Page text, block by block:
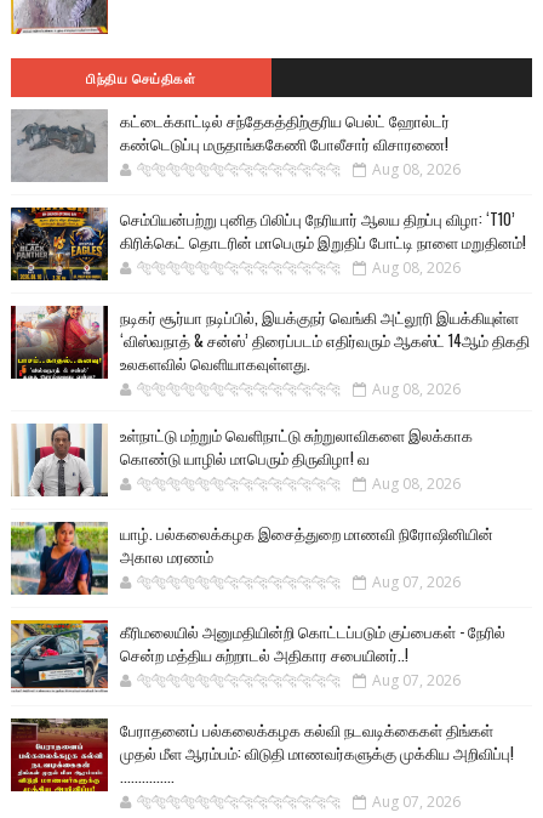
பிந்திய செய்திகள்
கட்டைக்காட்டில் சந்தேகத்திற்குரிய பெல்ட் ஹோல்டர்
கண்டெடுப்பு மருதாங்ககேணி போலீசார் விசாரணை!
🐅🐅🐅🐅🐅🐅🐆🐆🐆🐆🐆🐆🐆🐆 Aug 08, 2026
செம்பியன்பற்று புனித பிலிப்பு நேரியார் ஆலய திறப்பு விழா: ‘T10’
கிரிக்கெட் தொடரின் மாபெரும் இறுதிப் போட்டி நாளை மறுதினம்!
🐅🐅🐅🐅🐅🐅🐆🐆🐆🐆🐆🐆🐆🐆 Aug 08, 2026
நடிகர் சூர்யா நடிப்பில், இயக்குநர் வெங்கி அட்லூரி இயக்கியுள்ள
‘விஸ்வநாத் & சன்ஸ்’ திரைப்படம் எதிர்வரும் ஆகஸ்ட் 14ஆம் திகதி
உலகளவில் வெளியாகவுள்ளது.
🐅🐅🐅🐅🐅🐅🐆🐆🐆🐆🐆🐆🐆🐆 Aug 08, 2026
உள்நாட்டு மற்றும் வெளிநாட்டு சுற்றுலாவிகளை இலக்காக
கொண்டு யாழில் மாபெரும் திருவிழா! வ
🐅🐅🐅🐅🐅🐅🐆🐆🐆🐆🐆🐆🐆🐆 Aug 08, 2026
யாழ். பல்கலைக்கழக இசைத்துறை மாணவி நிரோஷினியின்
அகால மரணம்
🐅🐅🐅🐅🐅🐅🐆🐆🐆🐆🐆🐆🐆🐆 Aug 07, 2026
கீரிமலையில் அனுமதியின்றி கொட்டப்படும் குப்பைகள் - நேரில்
சென்ற மத்திய சுற்றாடல் அதிகார சபையினர்..!
🐅🐅🐅🐅🐅🐅🐆🐆🐆🐆🐆🐆🐆🐆 Aug 07, 2026
பேராதனைப் பல்கலைக்கழக கல்வி நடவடிக்கைகள் திங்கள்
முதல் மீள ஆரம்பம்: விடுதி மாணவர்களுக்கு முக்கிய அறிவிப்பு!
...............
🐅🐅🐅🐅🐅🐅🐆🐆🐆🐆🐆🐆🐆🐆 Aug 07, 2026